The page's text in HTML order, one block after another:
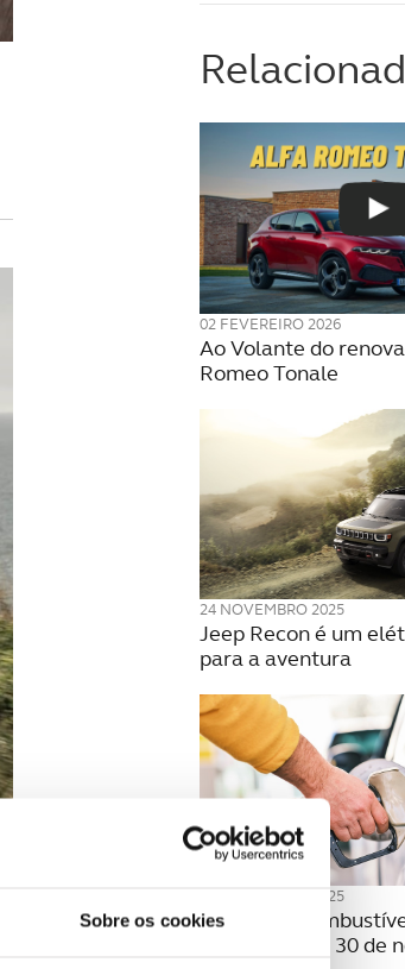
Sobre os cookies
02 FEVEREIRO 2026
Ao Volante do
Romeo Tonale
24 NOVEMBRO 2025
Jeep Recon é um
para a aventura
21 NOVEMBRO 2025
Preço dos
semana | 24 a 30 de